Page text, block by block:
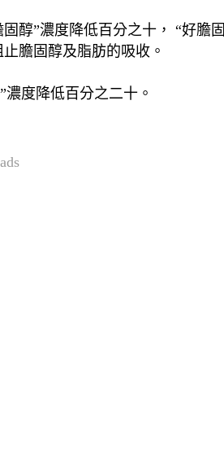
膽固醇及脂肪的吸收。
度降低百分之二十。